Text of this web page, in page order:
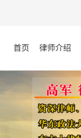
首页 律师介绍